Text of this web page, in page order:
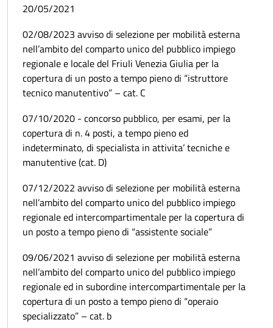
20/05/2021
02/08/2023 avviso di selezione per mobilità esterna
nell’ambito del comparto unico del pubblico impiego
regionale e locale del Friuli Venezia Giulia per la
copertura di un posto a tempo pieno di “istruttore
tecnico manutentivo” – cat. C
07/10/2020 - concorso pubblico, per esami, per la
copertura di n. 4 posti, a tempo pieno ed
indeterminato, di specialista in attivita’ tecniche e
manutentive (cat. D)
07/12/2022 avviso di selezione per mobilità esterna
nell’ambito del comparto unico del pubblico impiego
regionale ed intercompartimentale per la copertura di
un posto a tempo pieno di “assistente sociale”
09/06/2021 avviso di selezione per mobilità esterna
nell’ambito del comparto unico del pubblico impiego
regionale ed in subordine intercompartimentale per la
copertura di un posto a tempo pieno di “operaio
specializzato” – cat. b